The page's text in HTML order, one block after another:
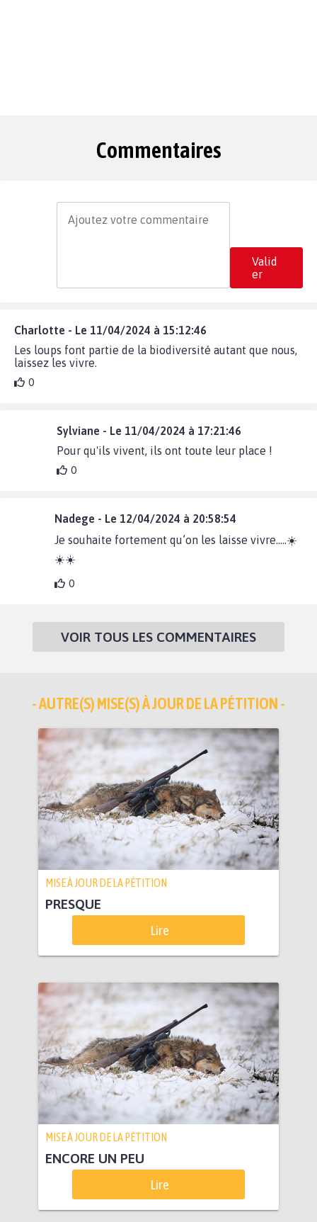
Commentaires
Valid
er
Charlotte - Le 11/04/2024 à 15:12:46
Les loups font partie de la biodiversité autant que nous,
laissez les vivre.
0
Sylviane - Le 11/04/2024 à 17:21:46
Pour qu'ils vivent, ils ont toute leur place !
0
Nadege - Le 12/04/2024 à 20:58:54
Je souhaite fortement qu’on les laisse vivre…..☀️
☀️☀️
0
VOIR TOUS LES COMMENTAIRES
- AUTRE(S) MISE(S) À JOUR DE LA PÉTITION -
MISE À JOUR DE LA PÉTITION
PRESQUE
Lire
MISE À JOUR DE LA PÉTITION
ENCORE UN PEU
Lire